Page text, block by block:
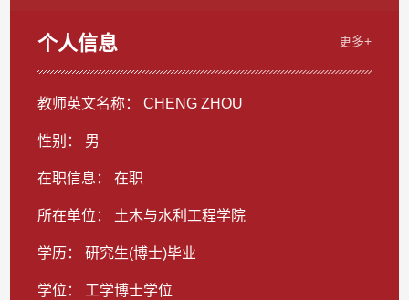
个人信息 更多+
教师英文名称： CHENG ZHOU
性别： 男
在职信息： 在职
所在单位： 土木与水利工程学院
学历： 研究生(博士)毕业
学位： 工学博士学位